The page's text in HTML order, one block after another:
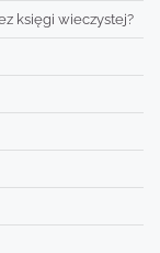
księgi wieczystej?